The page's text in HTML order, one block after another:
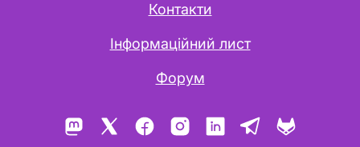
Контакти
Інформаційний лист
Форум
Mastodon FacebookInstagramLinkedInTelegram